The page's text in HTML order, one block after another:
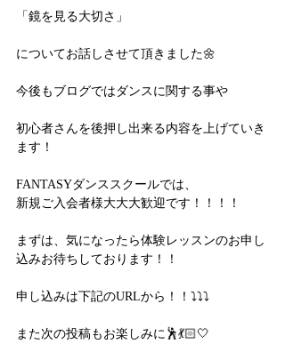
「鏡を見る大切さ」
についてお話しさせて頂きました🌼
今後もブログではダンスに関する事や
初心者さんを後押し出来る内容を上げていき
ます！
FANTASYダンススクールでは、
新規ご入会者様大大大歓迎です！！！！
まずは、気になったら体験レッスンのお申し
込みお待ちしております！！
申し込みは下記のURLから！！⤵⤵⤵
また次の投稿もお楽しみに🕺💃🏻🤍